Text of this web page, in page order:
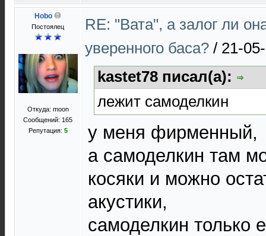
Hobo
Постоялец
Откуда: moon
Сообщений: 165
Репутация: 5
RE: "Вата", а залог ли
уверенного баса? / 21-
kastet78 писал(а):
лежит самоделкин
у меня фирменный,
а самоделкин там
косяки и можно
акустики,
самоделкин только